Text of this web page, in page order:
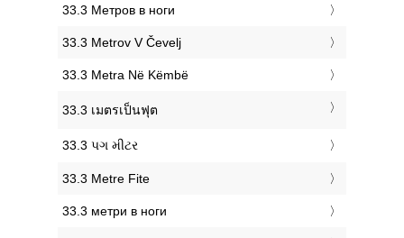
‎33.3 Метров в ноги
‎33.3 Metrov V Čevelj
‎33.3 Metra Në Këmbë
‎33.3 เมตรเป็นฟุต
‎33.3 પગ મીટર
‎33.3 Metre Fite
‎33.3 метри в ноги